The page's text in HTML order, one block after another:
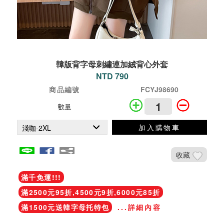
韓版背字母刺繡連加絨背心外套
NTD 790
商品編號
FCYJ98690
數量
加入購物車
收藏
滿千免運!!!
滿2500元95折,4500元9折,6000元85折
滿1500元送韓字母托特包
...詳細內容